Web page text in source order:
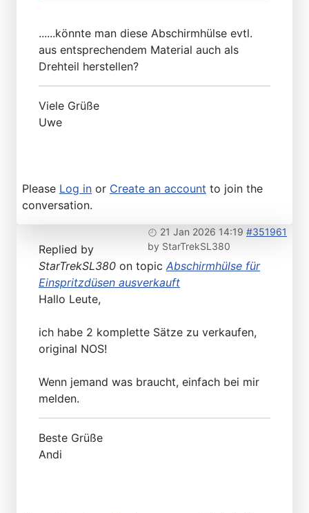
......könnte man diese Abschirmhülse evtl.
aus entsprechendem Material auch als
Drehteil herstellen?
Viele Grüße
Uwe
Please Log in or Create an account to join the
conversation.
21 Jan 2026 14:19 #351961
by StarTrekSL380
Replied by
StarTrekSL380 on topic Abschirmhülse für
Einspritzdüsen ausverkauft
Hallo Leute,
ich habe 2 komplette Sätze zu verkaufen,
original NOS!
Wenn jemand was braucht, einfach bei mir
melden.
Beste Grüße
Andi